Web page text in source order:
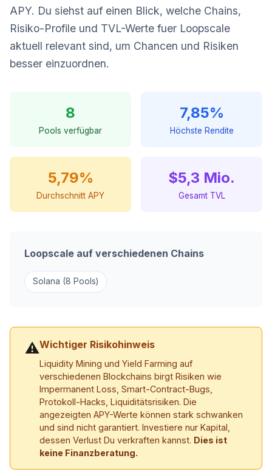
APY. Du siehst auf einen Blick, welche Chains,
Risiko-Profile und TVL-Werte fuer Loopscale
aktuell relevant sind, um Chancen und Risiken
besser einzuordnen.
8
Pools verfügbar
7,85%
Höchste Rendite
5,79%
Durchschnitt APY
$5,3 Mio.
Gesamt TVL
Loopscale auf verschiedenen Chains
Solana (8 Pools)
⚠Wichtiger Risikohinweis
Liquidity Mining und Yield Farming auf
verschiedenen Blockchains birgt Risiken wie
Impermanent Loss, Smart-Contract-Bugs,
Protokoll-Hacks, Liquiditätsrisiken. Die
angezeigten APY-Werte können stark schwanken
und sind nicht garantiert. Investiere nur Kapital,
dessen Verlust Du verkraften kannst. Dies ist
keine Finanzberatung.